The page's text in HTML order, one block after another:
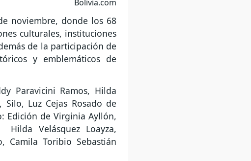
Bolivia.com
noviembre, donde los 68
culturales, instituciones
de la participación de
y emblemáticos de
Paravicini Ramos, Hilda
Silo, Luz Cejas Rosado de
Edición de Virginia Ayllón,
Velásquez Loayza,
Camila Toribio Sebastián